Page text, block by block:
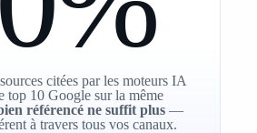
citées par les moteurs IA
top 10 Google sur la même
référencé ne suffit plus —
à travers tous vos canaux.